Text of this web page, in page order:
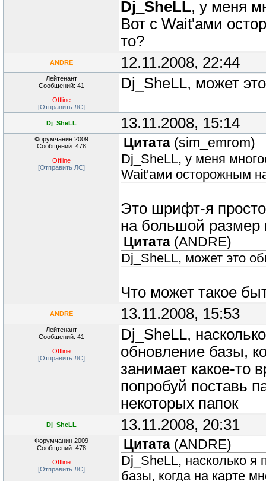
Dj_SheLL, у меня
Вот с Wait'ами
то?
ANDRE 12.11.2008, 22:44
Лейтенант
Сообщений: 41
Offline
[Отправить ЛС]
Dj_SheLL, может
Dj_SheLL 13.11.2008, 15:14
Форумчанин 2009
Сообщений: 478
Offline
[Отправить ЛС]
Цитата (sim_emrom)
Dj_SheLL, у меня
Wait'ами осторожным
Это шрифт-я
на большой размер
Цитата (ANDRE)
Dj_SheLL, может это
Что может такое
ANDRE 13.11.2008, 15:53
Лейтенант
Сообщений: 41
Offline
[Отправить ЛС]
Dj_SheLL,
обновление базы,
занимает какое-то
попробуй поставь
некоторых папок
Dj_SheLL 13.11.2008, 20:31
Форумчанин 2009
Сообщений: 478
Offline
[Отправить ЛС]
Цитата (ANDRE)
Dj_SheLL, насколько
базы, когда на карте